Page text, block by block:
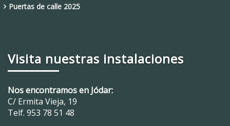
Puertas de calle 2025
Visita nuestras instalaciones
Nos encontramos en Jódar:
C/ Ermita Vieja, 19
Telf. 953 78 51 48